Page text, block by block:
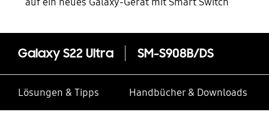
Galaxy S22 Ultra SM-S908B/DS
Lösungen & Tipps Handbücher & Downloads